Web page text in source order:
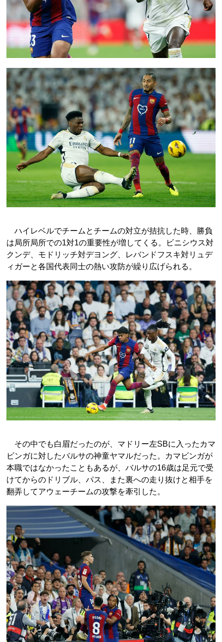
ハイレベルでチームとチームの対立が拮抗した時、勝負
は局所局所での1対1の重要性が増してくる。ビニシウス対
クンデ、モドリッチ対デヨング、レバンドフスキ対リュデ
ィガーと各国代表同士の熱い攻防が繰り広げられる。
その中でも白眉だったのが、マドリー左SBに入ったカマ
ビンガに対したバルサの神童ヤマルだった。カマビンガが
本職ではなかったこともあるが、バルサの16歳は足元で受
けてからのドリブル、パス、また裏への走り抜けと相手を
翻弄してアウェーチームの攻撃を牽引した。